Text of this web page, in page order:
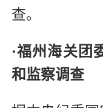
查。
·福州海关团
和监察调查